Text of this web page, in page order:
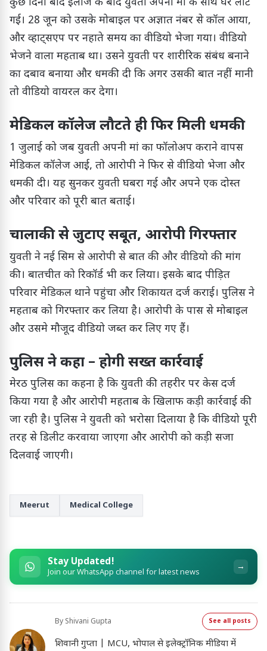
गई। 28 जून को उसके मोबाइल पर अज्ञात नंबर से कॉल आया,
और व्हाट्सएप पर नहाते समय का वीडियो भेजा गया। वीडियो
भेजने वाला महताब था। उसने युवती पर शारीरिक संबंध बनाने
का दबाव बनाया और धमकी दी कि अगर उसकी बात नहीं मानी
तो वीडियो वायरल कर देगा।
मेडिकल कॉलेज लौटते ही फिर मिली धमकी
1 जुलाई को जब युवती अपनी मां का फॉलोअप कराने वापस
मेडिकल कॉलेज आई, तो आरोपी ने फिर से वीडियो भेजा और
धमकी दी। यह सुनकर युवती घबरा गई और अपने एक दोस्त
और परिवार को पूरी बात बताई।
चालाकी से जुटाए सबूत, आरोपी गिरफ्तार
युवती ने नई सिम से आरोपी से बात की और वीडियो की मांग
की। बातचीत को रिकॉर्ड भी कर लिया। इसके बाद पीड़ित
परिवार मेडिकल थाने पहुंचा और शिकायत दर्ज कराई। पुलिस ने
महताब को गिरफ्तार कर लिया है। आरोपी के पास से मोबाइल
और उसमे मौजूद वीडियो जब्त कर लिए गए हैं।
पुलिस ने कहा – होगी सख्त कार्रवाई
मेरठ पुलिस का कहना है कि युवती की तहरीर पर केस दर्ज
किया गया है और आरोपी महताब के खिलाफ कड़ी कार्रवाई की
जा रही है। पुलिस ने युवती को भरोसा दिलाया है कि वीडियो पूरी
तरह से डिलीट करवाया जाएगा और आरोपी को कड़ी सजा
दिलवाई जाएगी।
Meerut Medical College
Stay Updated!
Join our WhatsApp channel for latest news →
By Shivani Gupta See all posts
शिवानी गुप्ता | MCU, भोपाल से इलेक्ट्रॉनिक मीडिया में